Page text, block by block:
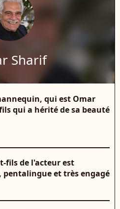
Sharif
qui est Omar
qui a hérité de sa beauté
fils de l'acteur est
et très engagé